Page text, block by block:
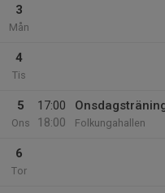
3
Mån
4
Tis
5
Ons
17:00
18:00
Folkungahallen
6
Tor